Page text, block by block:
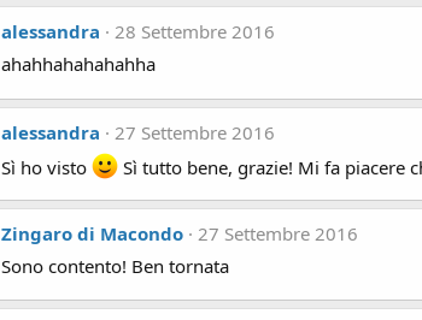
alessandra
28 Settembre 2016
ahahhahahahahha
alessandra
27 Settembre 2016
Sì ho visto
Sì tutto bene, grazie! Mi fa piacere
Zingaro di Macondo
27 Settembre 2016
Sono contento! Ben tornata